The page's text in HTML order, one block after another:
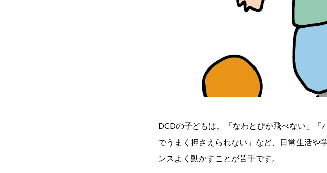
DCDの子どもは、「なわとびが飛べない」
でうまく押さえられない」など、日常生活や
ンスよく動かすことが苦手です。